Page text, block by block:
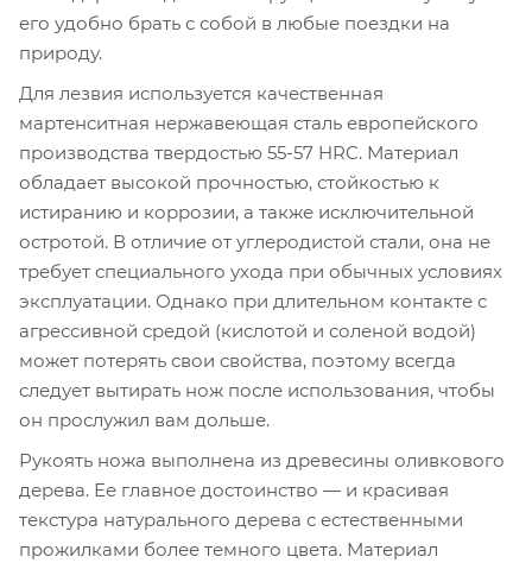
его удобно брать с собой в любые поездки на
природу.
Для лезвия используется качественная
мартенситная нержавеющая сталь европейского
производства твердостью 55-57 HRC. Материал
обладает высокой прочностью, стойкостью к
истиранию и коррозии, а также исключительной
остротой. В отличие от углеродистой стали, она не
требует специального ухода при обычных условиях
эксплуатации. Однако при длительном контакте с
агрессивной средой (кислотой и соленой водой)
может потерять свои свойства, поэтому всегда
следует вытирать нож после использования, чтобы
он прослужил вам дольше.
Рукоять ножа выполнена из древесины оливкового
дерева. Ее главное достоинство — и красивая
текстура натурального дерева с естественными
прожилками более темного цвета. Материал